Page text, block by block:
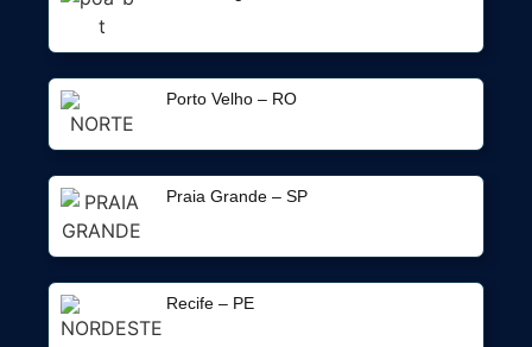
Porto Velho – RO
Praia Grande – SP
Recife – PE